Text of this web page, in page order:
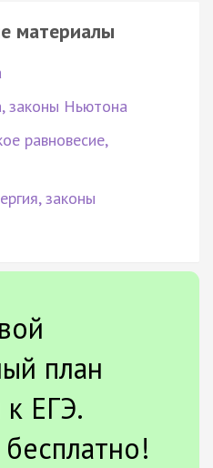
материалы
законы Ньютона
равновесие,
законы
план
к ЕГЭ.